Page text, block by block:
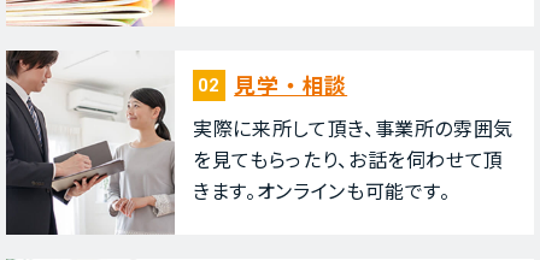
02 ⾒学・相談
実際に来所して頂き、事業所の雰囲気
を⾒てもらったり、お話を伺わせて頂
きます。オンラインも可能です。